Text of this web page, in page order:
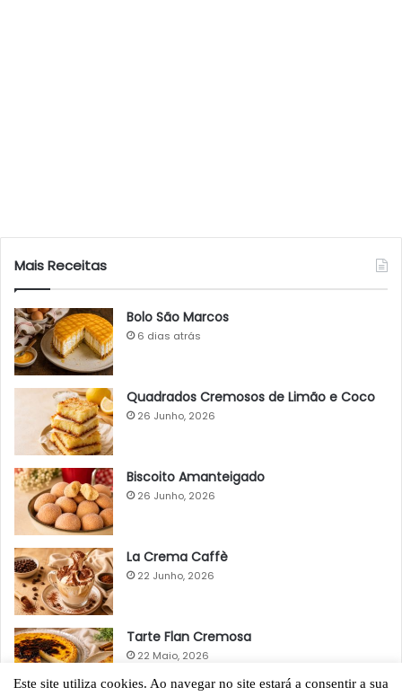
Mais Receitas
Bolo São Marcos
6 dias atrás
Quadrados Cremosos de Limão e Coco
26 Junho, 2026
Biscoito Amanteigado
26 Junho, 2026
La Crema Caffè
22 Junho, 2026
Tarte Flan Cremosa
22 Maio, 2026
Este site utiliza cookies. Ao navegar no site estará a consentir a sua